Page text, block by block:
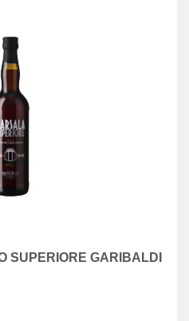
SUPERIORE GARIBALDI